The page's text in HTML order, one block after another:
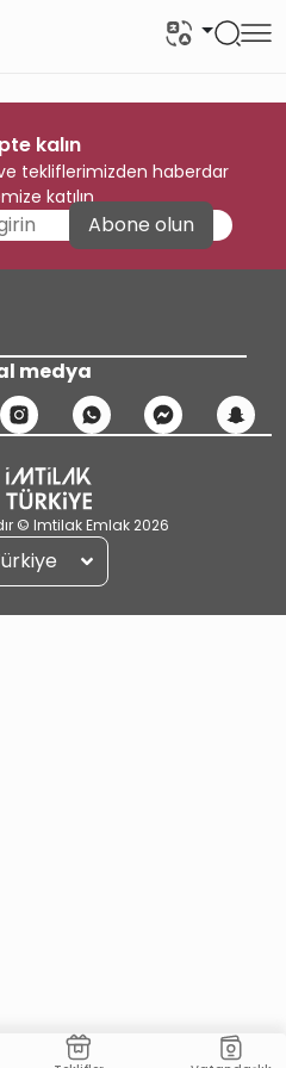
kalın
tekliflerimizden haberdar
katılın
Abone olun
medya
© Imtilak Emlak 2026